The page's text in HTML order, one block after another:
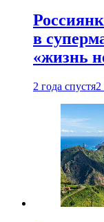
в
«жизнь
2 года спустя2